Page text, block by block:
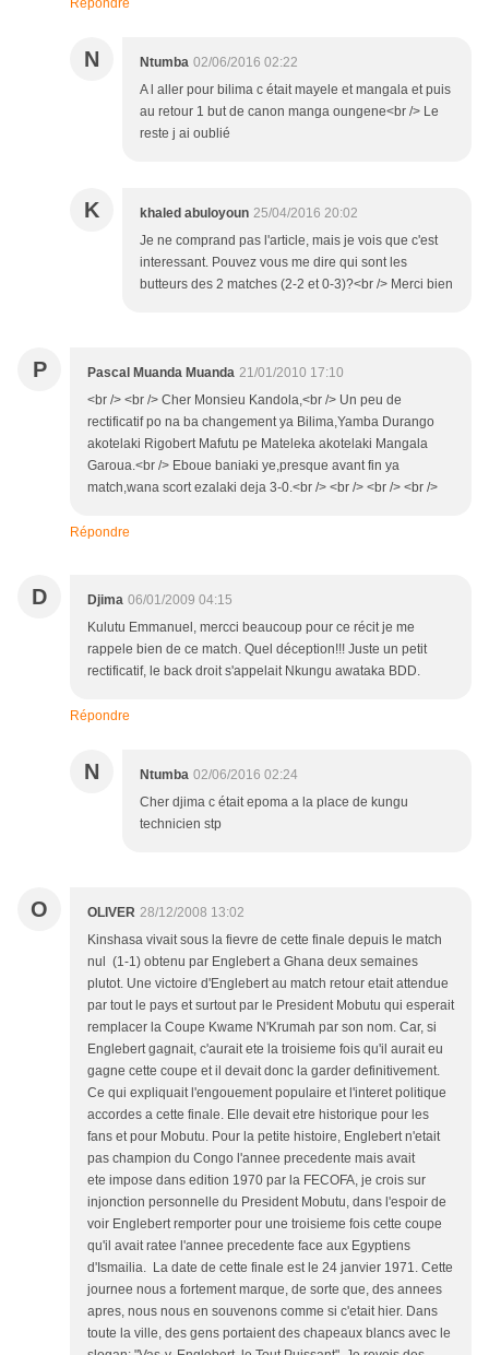
Répondre
N Ntumba 02/06/2016 02:22
A l aller pour bilima c était mayele et mangala et puis
au retour 1 but de canon manga oungene<br /> Le
reste j ai oublié
K khaled abuloyoun 25/04/2016 20:02
Je ne comprand pas l'article, mais je vois que c'est
interessant. Pouvez vous me dire qui sont les
butteurs des 2 matches (2-2 et 0-3)?<br /> Merci bien
P Pascal Muanda Muanda 21/01/2010 17:10
<br /> <br /> Cher Monsieu Kandola,<br /> Un peu de
rectificatif po na ba changement ya Bilima,Yamba Durango
akotelaki Rigobert Mafutu pe Mateleka akotelaki Mangala
Garoua.<br /> Eboue baniaki ye,presque avant fin ya
match,wana scort ezalaki deja 3-0.<br /> <br /> <br /> <br />
Répondre
D Djima 06/01/2009 04:15
Kulutu Emmanuel, mercci beaucoup pour ce récit je me
rappele bien de ce match. Quel déception!!! Juste un petit
rectificatif, le back droit s'appelait Nkungu awataka BDD.
Répondre
N Ntumba 02/06/2016 02:24
Cher djima c était epoma a la place de kungu
technicien stp
O OLIVER 28/12/2008 13:02
Kinshasa vivait sous la fievre de cette finale depuis le match
nul (1-1) obtenu par Englebert a Ghana deux semaines
plutot. Une victoire d'Englebert au match retour etait attendue
par tout le pays et surtout par le President Mobutu qui esperait
remplacer la Coupe Kwame N'Krumah par son nom. Car, si
Englebert gagnait, c'aurait ete la troisieme fois qu'il aurait eu
gagne cette coupe et il devait donc la garder definitivement.
Ce qui expliquait l'engouement populaire et l'interet politique
accordes a cette finale. Elle devait etre historique pour les
fans et pour Mobutu. Pour la petite histoire, Englebert n'etait
pas champion du Congo l'annee precedente mais avait
ete impose dans edition 1970 par la FECOFA, je crois sur
injonction personnelle du President Mobutu, dans l'espoir de
voir Englebert remporter pour une troisieme fois cette coupe
qu'il avait ratee l'annee precedente face aux Egyptiens
d'Ismailia. La date de cette finale est le 24 janvier 1971. Cette
journee nous a fortement marque, de sorte que, des annees
apres, nous nous en souvenons comme si c'etait hier. Dans
toute la ville, des gens portaient des chapeaux blancs avec le